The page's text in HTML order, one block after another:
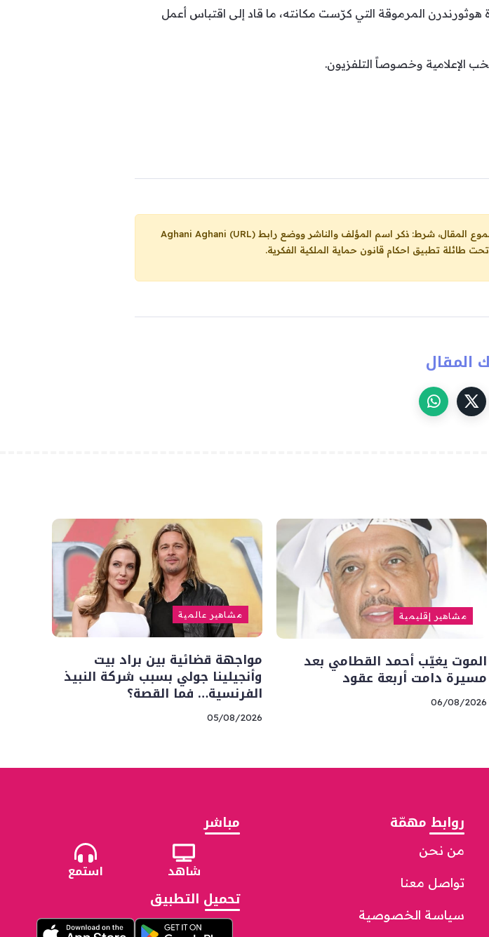
هوثورندرن المرموقة التي كرّست مكانته، ما قاد إلى اقتباس أعمل
Aghani Aghani (URL)
طائلة تطبيق احكام قانون حماية الملكية الفكرية.
المقال
مشاهير إقليمية
الموت يغيّب أحمد القطامي بعد
مسيرة دامت أربعة عقود
06/08/2026
مشاهير عالمية
مواجهة قضائية بين براد بيت
وأنجيلينا جولي بسبب شركة النبيذ
الفرنسية… فما القصة؟
05/08/2026
روابط مهمّة
من نحن
تواصل معنا
سياسة الخصوصية
مباشر
شاهد استمع
تحميل التطبيق